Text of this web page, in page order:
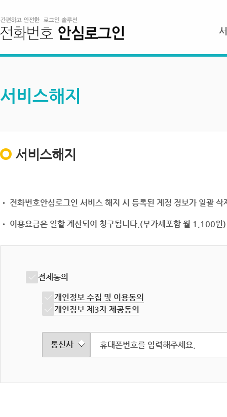
서비스해지
서비스해지
• 전화번호안심로그인 서비스 해지 시 등록된 계정 정보가 일괄
• 이용요금은 일할 계산되어 청구됩니다.(부가세포함 월 1,100원)
전체동의
개인정보 수집 및 이용동의
개인정보 제3자 제공동의